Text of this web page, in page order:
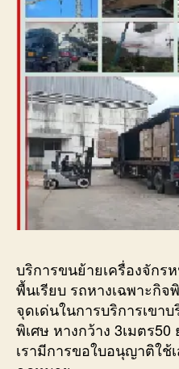
บริการขนย้ายเครื่องจักร
พื้นเรียบ รถหางเฉพาะกิจ
จุดเด่นในการบริการเขา
พิเศษ หางกว้าง 3เมตร50
เรามีการขอใบอนุญาติใช้